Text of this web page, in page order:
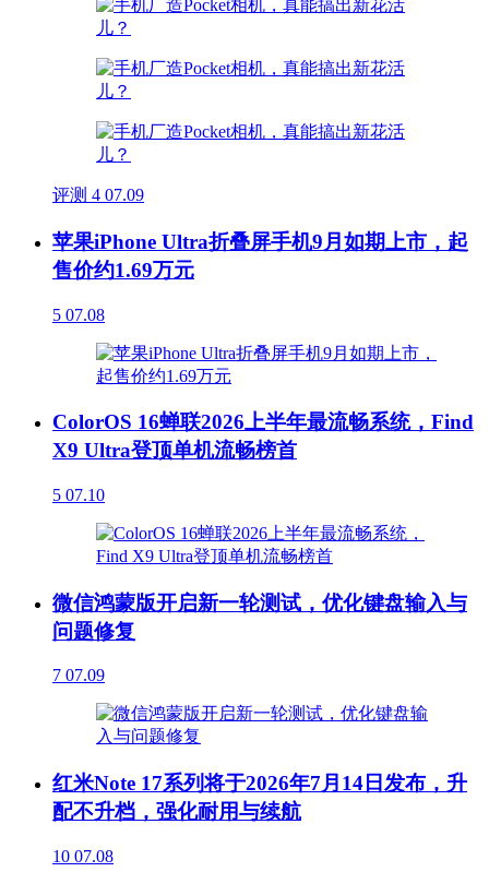
评测 4 07.09
苹果iPhone Ultra折叠屏手机9月如期上市，起
售价约1.69万元
5 07.08
ColorOS 16蝉联2026上半年最流畅系统，Find
X9 Ultra登顶单机流畅榜首
5 07.10
微信鸿蒙版开启新一轮测试，优化键盘输入与
问题修复
7 07.09
红米Note 17系列将于2026年7月14日发布，升
配不升档，强化耐用与续航
10 07.08